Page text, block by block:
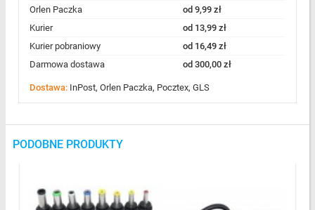
Orlen Paczka
od 9,99 zł
Kurier
od 13,99 zł
Kurier pobraniowy
od 16,49 zł
Darmowa dostawa
od 300,00 zł
Dostawa: InPost, Orlen Paczka, Pocztex, GLS
PODOBNE PRODUKTY